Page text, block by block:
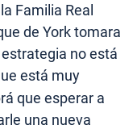
Familia Real
de York tomara
no está
está muy
que esperar a
una nueva